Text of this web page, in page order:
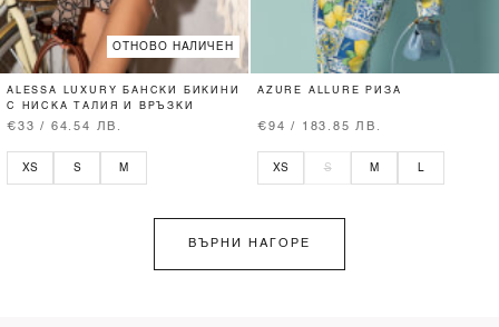
ОТНОВО НАЛИЧЕН
ALESSA LUXURY БАНСКИ БИКИНИ
С НИСКА ТАЛИЯ И ВРЪЗКИ
€33 / 64.54 ЛВ.
XS S M
AZURE ALLURE РИЗА
€94 / 183.85 ЛВ.
XS S M L
ВЪРНИ НАГОРЕ